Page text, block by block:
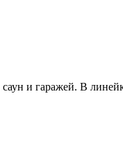
и гаражей. В